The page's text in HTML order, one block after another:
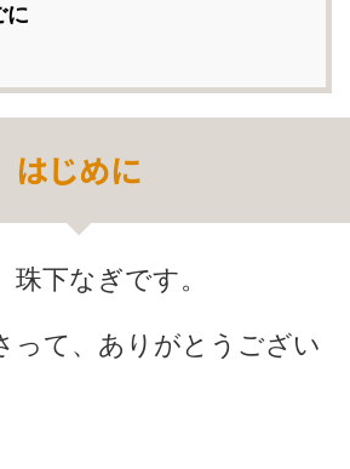
に
はじめに
珠下なぎです。
って、ありがとうござい